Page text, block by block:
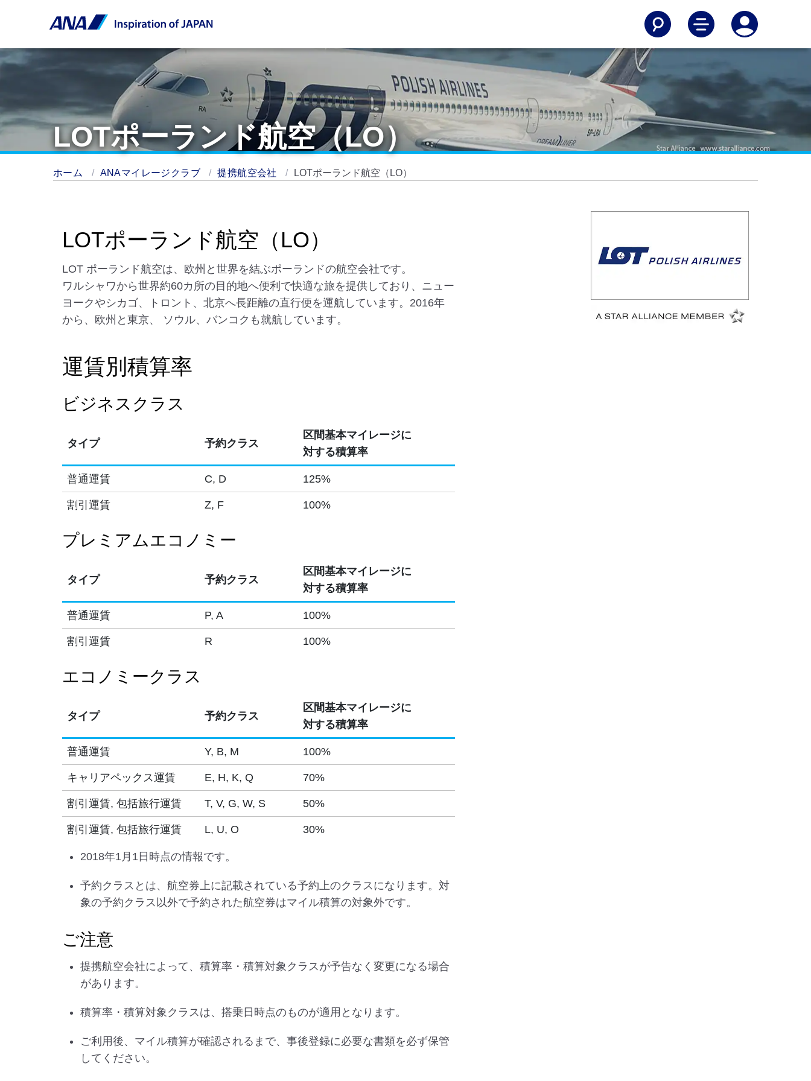
LOTポーランド航空（LO）
ホーム ANAマイレージクラブ 提携航空会社 LOTポーランド航空（LO）
LOTポーランド航空（LO）
LOT ポーランド航空は、欧州と世界を結ぶポーランドの航空会社です。
ワルシャワから世界約60カ所の目的地へ便利で快適な旅を提供しており、ニュー
ヨークやシカゴ、トロント、北京へ長距離の直行便を運航しています。2016年
から、欧州と東京、 ソウル、バンコクも就航しています。
運賃別積算率
ビジネスクラス
タイプ 予約クラス
区間基本マイレージに
対する積算率
普通運賃 C, D 125%
割引運賃 Z, F 100%
プレミアムエコノミー
タイプ 予約クラス
区間基本マイレージに
対する積算率
普通運賃 P, A 100%
割引運賃 R 100%
エコノミークラス
タイプ 予約クラス
区間基本マイレージに
対する積算率
普通運賃 Y, B, M 100%
キャリアペックス運賃 E, H, K, Q 70%
割引運賃, 包括旅行運賃 T, V, G, W, S 50%
割引運賃, 包括旅行運賃 L, U, O 30%
2018年1月1日時点の情報です。
予約クラスとは、航空券上に記載されている予約上のクラスになります。対
象の予約クラス以外で予約された航空券はマイル積算の対象外です。
ご注意
提携航空会社によって、積算率・積算対象クラスが予告なく変更になる場合
があります。
積算率・積算対象クラスは、搭乗日時点のものが適用となります。
ご利用後、マイル積算が確認されるまで、事後登録に必要な書類を必ず保管
してください。